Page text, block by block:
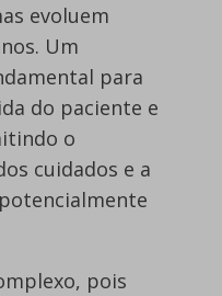
evoluem
Um
para
do paciente e
o
cuidados e a
pois